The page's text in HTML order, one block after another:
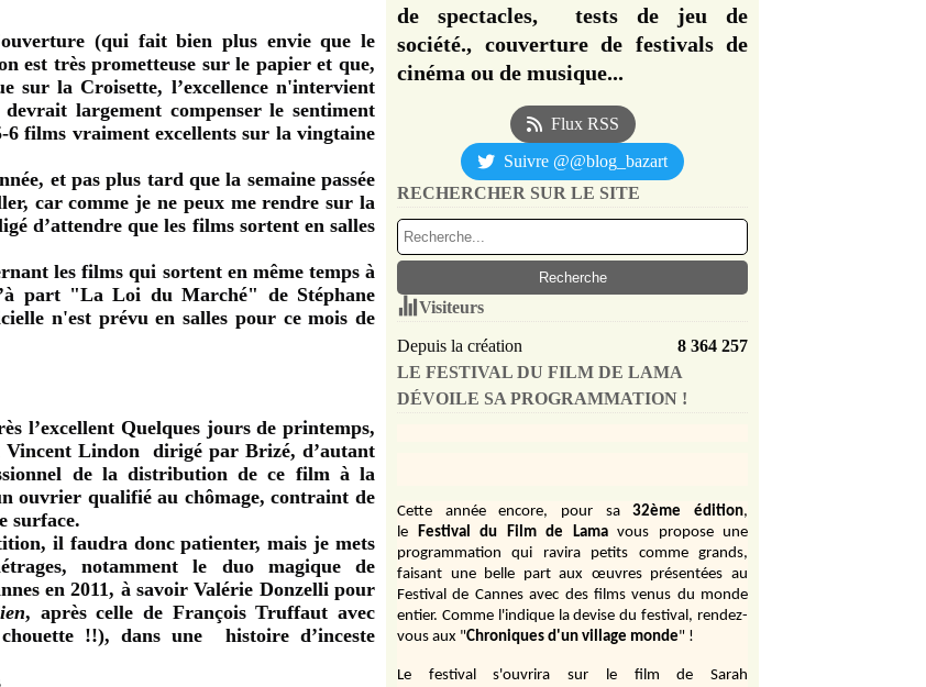
(qui fait bien plus envie que le
est très prometteuse sur le papier et que,
sur la Croisette, l’excellence n'intervient
largement compenser le sentiment
6 films vraiment excellents sur la vingtaine
et pas plus tard que la semaine passée
car comme je ne peux me rendre sur la
d’attendre que les films sortent en salles
les films qui sortent en même temps à
part "La Loi du Marché" de Stéphane
n'est prévu en salles pour ce mois de
l’excellent Quelques jours de printemps,
Vincent Lindon dirigé par Brizé, d’autant
de la distribution de ce film à la
ouvrier qualifié au chômage, contraint de
surface.
il faudra donc patienter, mais je mets
notamment le duo magique de
en 2011, à savoir Valérie Donzelli pour
, après celle de François Truffaut avec
!!), dans une
histoire d’inceste
de spectacles, tests de jeu de
société., couverture de festivals de
cinéma ou de musique...
Flux RSS
Suivre @@blog_bazart
RECHERCHER SUR LE SITE
Visiteurs
Depuis la création
8 364 257
LE FESTIVAL DU FILM DE LAMA
DÉVOILE SA PROGRAMMATION !
Cette année encore, pour sa 32ème édition,
le Festival du Film de Lama vous propose une
programmation qui ravira petits comme grands,
faisant une belle part aux œuvres présentées au
Festival de Cannes avec des films venus du monde
entier. Comme l'indique la devise du festival, rendez-
vous aux "Chroniques d'un village monde" !
Le festival s'ouvrira sur le film de Sarah